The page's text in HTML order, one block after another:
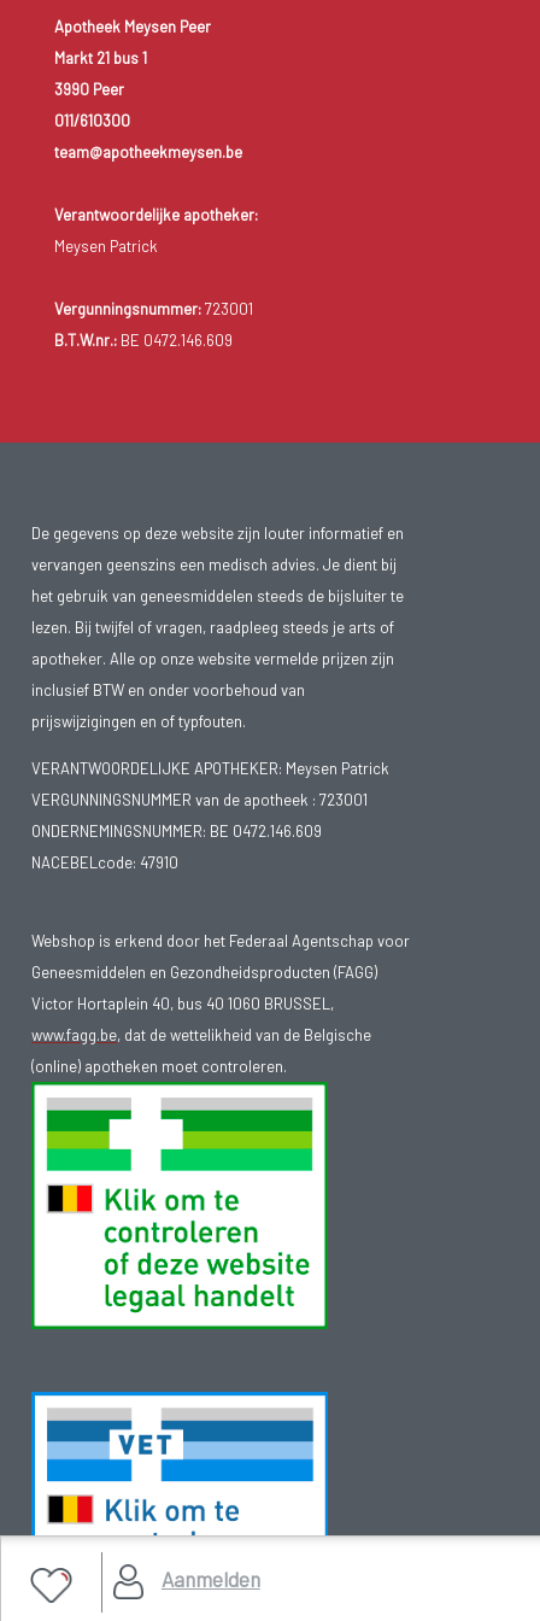
Aanmelden
Apotheek Meysen Peer
Markt 21 bus 1
3990 Peer
011/610300
team@apotheekmeysen.be
Verantwoordelijke apotheker:
Meysen Patrick
Vergunningsnummer:723001
B.T.W.nr.:BE 0472.146.609
De gegevens op deze website zijn louter informatief en
vervangen geenszins een medisch advies. Je dient bij
het gebruik van geneesmiddelen steeds de bijsluiter te
lezen. Bij twijfel of vragen, raadpleeg steeds je arts of
apotheker. Alle op onze website vermelde prijzen zijn
inclusief BTW en onder voorbehoud van
prijswijzigingen en of typfouten.
VERANTWOORDELIJKE APOTHEKER: Meysen Patrick
VERGUNNINGSNUMMER van de apotheek : 723001
ONDERNEMINGSNUMMER: BE 0472.146.609
NACEBELcode: 47910
Webshop is erkend door het Federaal Agentschap voor
Geneesmiddelen en Gezondheidsproducten (FAGG)
Victor Hortaplein 40, bus 40 1060 BRUSSEL,
www.fagg.be, dat de wettelikheid van de Belgische
(online) apotheken moet controleren.